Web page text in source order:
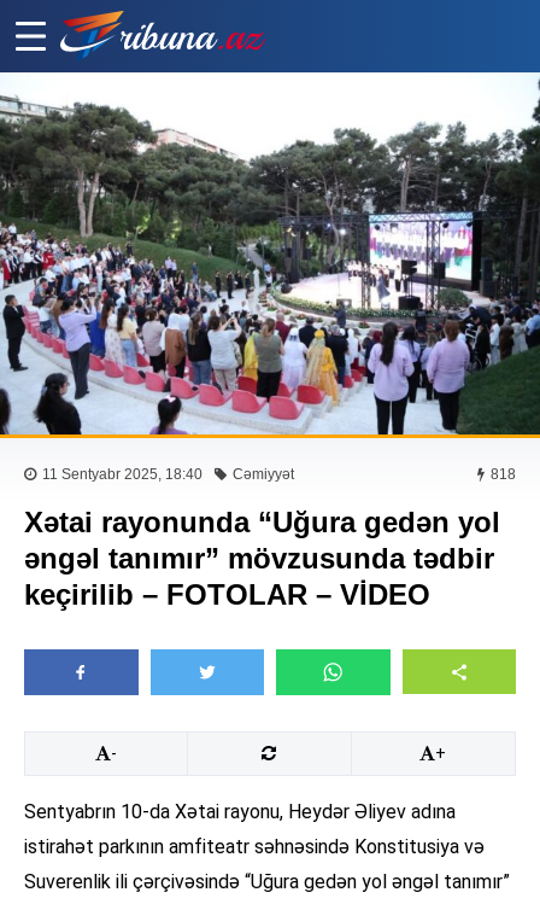
11 Sentyabr 2025, 18:40 Cəmiyyət 818
Xətai rayonunda “Uğura gedən yol
əngəl tanımır” mövzusunda tədbir
keçirilib – FOTOLAR – VİDEO
- +
Sentyabrın 10-da Xətai rayonu, Heydər Əliyev adına
istirahət parkının amfiteatr səhnəsində Konstitusiya və
Suverenlik ili çərçivəsində “Uğura gedən yol əngəl tanımır”